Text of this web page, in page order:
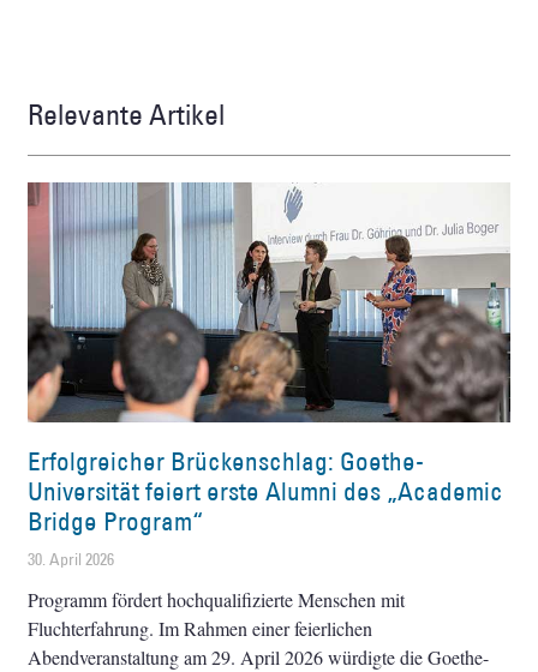
Relevante Artikel
Erfolgreicher Brückenschlag: Goethe-
Universität feiert erste Alumni des „Academic
Bridge Program“
30. April 2026
Programm fördert hochqualifizierte Menschen mit
Fluchterfahrung. Im Rahmen einer feierlichen
Abendveranstaltung am 29. April 2026 würdigte die Goethe-